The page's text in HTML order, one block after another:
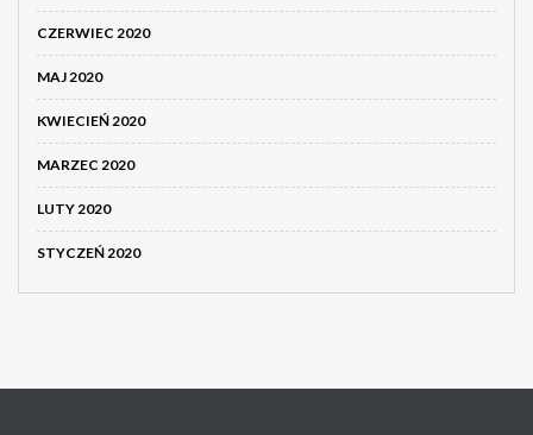
CZERWIEC 2020
MAJ 2020
KWIECIEŃ 2020
MARZEC 2020
LUTY 2020
STYCZEŃ 2020